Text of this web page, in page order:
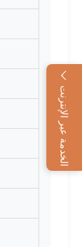
الخدمة عبر الإنترنت